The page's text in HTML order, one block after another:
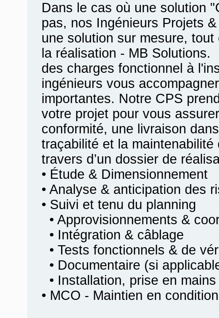
Dans le cas où une solution
pas, nos Ingénieurs Projets
une solution sur mesure,
la réalisation - MB
des charges fonctionnel à
ingénieurs vous
importantes. Notre CPS
votre projet pour vous
conformité, une livraison
traçabilité et la
travers d’un dossier de
• Étude & Dimensionnement
• Analyse & anticipation des
• Suivi et tenu du planning
• Approvisionnements &
• Intégration & câblage
• Tests fonctionnels & de
• Documentaire (si
• Installation, prise en
• MCO - Maintien en